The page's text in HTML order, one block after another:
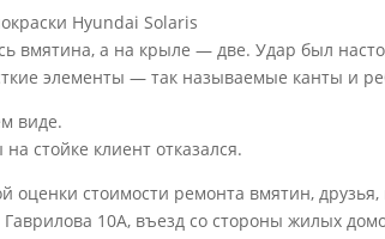
Hyundai Solaris
вмятина, а на крыле — две. Удар был
элементы — так называемые канты и
виде.
стойке клиент отказался.
оценки стоимости ремонта вмятин,
Гаврилова 10А, въезд со стороны жилых